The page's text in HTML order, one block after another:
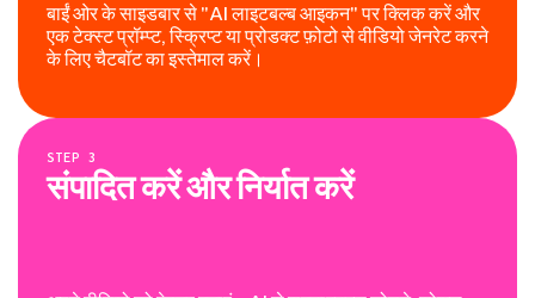
बाईं ओर के साइडबार से "AI लाइटबल्ब आइकन" पर क्लिक करें और
एक टेक्स्ट प्रॉम्प्ट, स्क्रिप्ट या प्रोडक्ट फ़ोटो से वीडियो जेनरेट करने
के लिए चैटबॉट का इस्तेमाल करें।
STEP 3
संपादित करें और निर्यात करें